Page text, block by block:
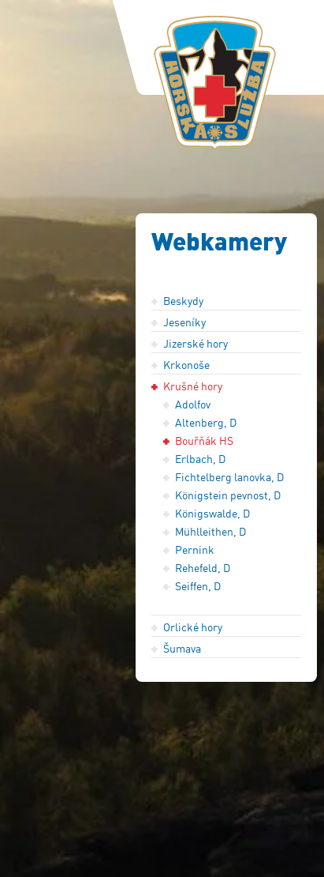
Webkamery
Beskydy
Jeseníky
Jizerské hory
Krkonoše
Krušné hory
Adolfov
Altenberg, D
Bouřňák HS
Erlbach, D
Fichtelberg lanovka, D
Königstein pevnost, D
Königswalde, D
Mühlleithen, D
Pernink
Rehefeld, D
Seiffen, D
Orlické hory
Šumava